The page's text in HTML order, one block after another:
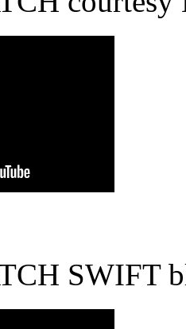
SWIFT